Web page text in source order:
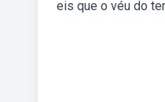
eis que o véu do